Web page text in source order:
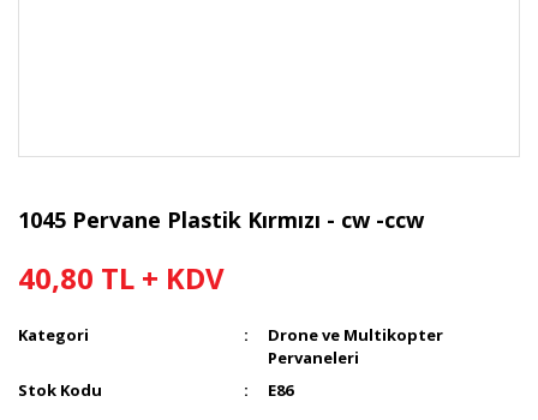
1045 Pervane Plastik Kırmızı - cw -ccw
40,80 TL + KDV
Kategori
Drone ve Multikopter
Pervaneleri
Stok Kodu
E86